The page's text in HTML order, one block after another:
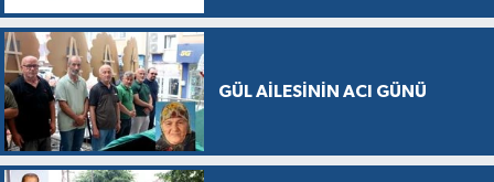
GÜL AİLESİNİN ACI GÜNÜ